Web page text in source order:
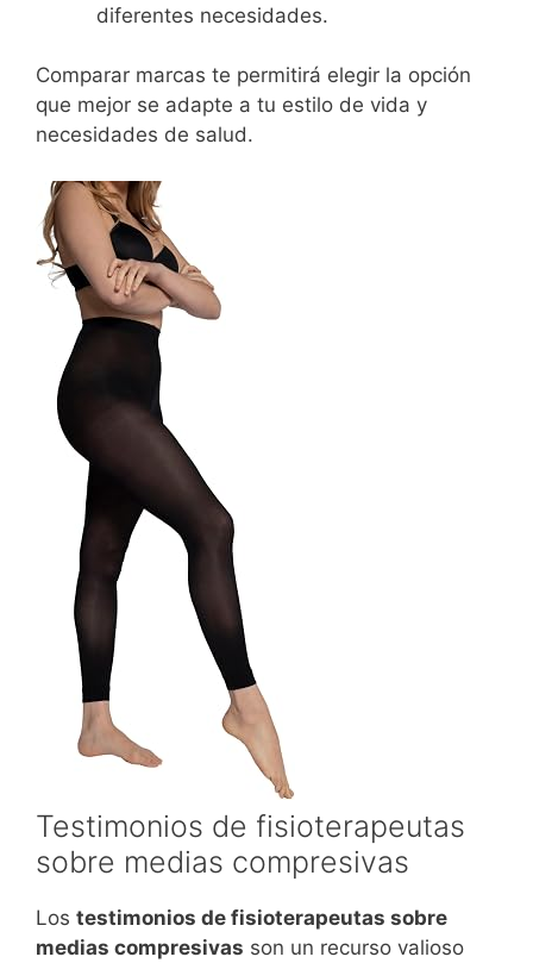
diferentes necesidades.
Comparar marcas te permitirá elegir la opción
que mejor se adapte a tu estilo de vida y
necesidades de salud.
Testimonios de fisioterapeutas
sobre medias compresivas
Los testimonios de fisioterapeutas sobre
medias compresivas son un recurso valioso